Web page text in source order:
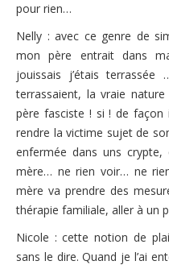
pour rien…
Nelly : avec ce genre de
mon père entrait dans
jouissais j’étais
terrassaient, la vraie
père fasciste ! si ! de
rendre la victime sujet de
enfermée dans uns
mère… ne rien voir… ne
mère va prendre des
thérapie familiale, aller à un
Nicole : cette notion de
sans le dire. Quand je l’ai